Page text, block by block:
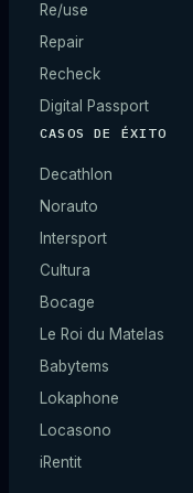
Re/use
Repair
Recheck
Digital Passport
CASOS DE ÉXITO
Decathlon
Norauto
Intersport
Cultura
Bocage
Le Roi du Matelas
Babytems
Lokaphone
Locasono
iRentit